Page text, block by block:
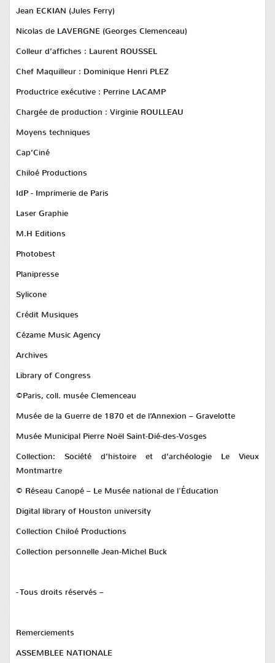
Jean ECKIAN (Jules Ferry)
Nicolas de LAVERGNE (Georges Clemenceau)
Colleur d’affiches : Laurent ROUSSEL
Chef Maquilleur : Dominique Henri PLEZ
Productrice exécutive : Perrine LACAMP
Chargée de production : Virginie ROULLEAU
Moyens techniques
Cap’Ciné
Chiloé Productions
IdP - Imprimerie de Paris
Laser Graphie
M.H Editions
Photobest
Planipresse
Sylicone
Crédit Musiques
Cézame Music Agency
Archives
Library of Congress
©Paris, coll. musée Clemenceau
Musée de la Guerre de 1870 et de l’Annexion – Gravelotte
Musée Municipal Pierre Noël Saint-Dié-des-Vosges
Collection: Société d’histoire et d’archéologie Le Vieux
Montmartre
© Réseau Canopé – Le Musée national de l'Éducation
Digital library of Houston university
Collection Chiloé Productions
Collection personnelle Jean-Michel Buck
- Tous droits réservés –
Remerciements
ASSEMBLEE NATIONALE